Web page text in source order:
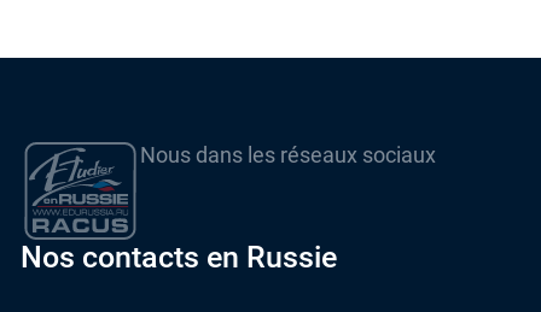
Nous dans les réseaux sociaux
Nos contacts en Russie